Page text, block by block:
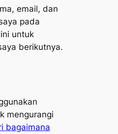
email, dan
pada
untuk
berikutnya.
mengurangi
bagaimana